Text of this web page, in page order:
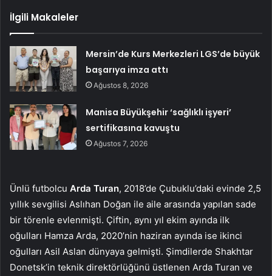
İlgili Makaleler
Mersin’de Kurs Merkezleri LGS’de büyük
başarıya imza attı
Ağustos 8, 2026
Manisa Büyükşehir ‘sağlıklı işyeri’
sertifikasına kavuştu
Ağustos 7, 2026
Ünlü futbolcu Arda Turan, 2018’de Çubuklu’daki evinde 2,5
yıllık sevgilisi Aslıhan Doğan ile aile arasında yapılan sade
bir törenle evlenmişti. Çiftin, aynı yıl ekim ayında ilk
oğulları Hamza Arda, 2020’nin haziran ayında ise ikinci
oğulları Asil Aslan dünyaya gelmişti. Şimdilerde Shakhtar
Donetsk’in teknik direktörlüğünü üstlenen Arda Turan ve